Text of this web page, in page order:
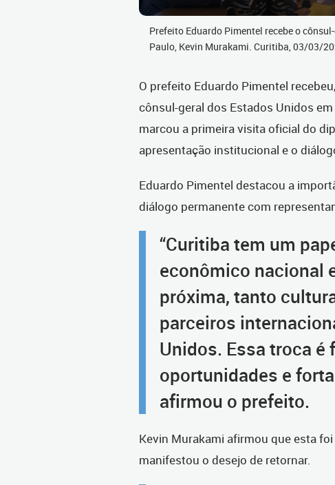
Prefeito Eduardo Pimentel recebe o
Paulo, Kevin Murakami. Curitiba, 03/03/
O prefeito Eduardo Pimentel
cônsul-geral dos Estados Unidos
marcou a primeira visita oficial do
apresentação institucional e o
Eduardo Pimentel destacou a
diálogo permanente com
“Curitiba tem um
econômico nacional
próxima, tanto
parceiros
Unidos. Essa troca
oportunidades e
afirmou o prefeito.
Kevin Murakami afirmou que esta
manifestou o desejo de retornar.